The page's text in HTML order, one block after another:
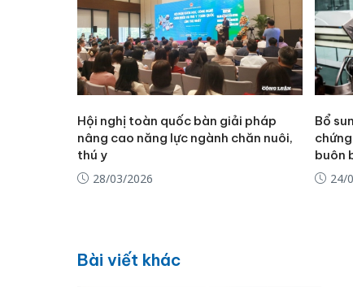
Hội nghị toàn quốc bàn giải pháp
nâng cao năng lực ngành chăn nuôi,
thú y
28/03/2026
Bổ
buôn
24/
Bài viết khác